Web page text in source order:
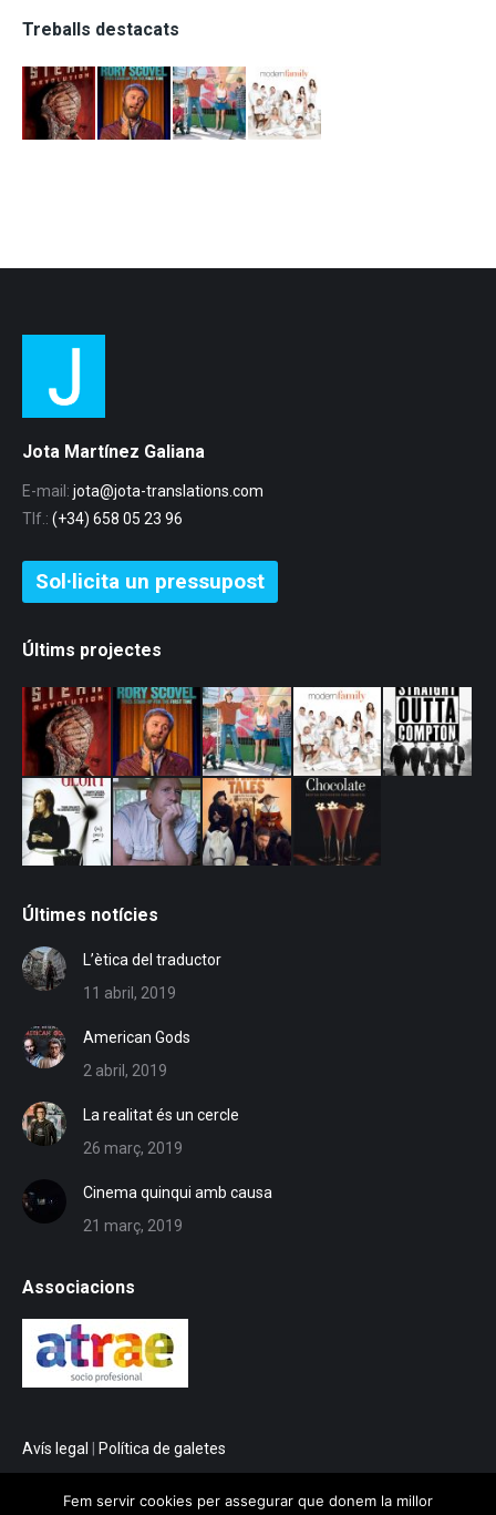
Treballs destacats
Jota Martínez Galiana
E-mail: jota@jota-translations.com
Tlf.: (+34) 658 05 23 96
Sol·licita un pressupost
Últims projectes
Últimes notícies
L’ètica del traductor
11 abril, 2019
American Gods
2 abril, 2019
La realitat és un cercle
26 març, 2019
Cinema quinqui amb causa
21 març, 2019
Associacions
Avís legal Política de galetes
© 2025 Jota Martínez Galiana
Fem servir cookies per assegurar que donem la millor